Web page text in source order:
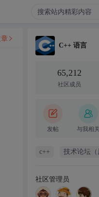
C++ 语言
65,212
社区成员
发帖 与我相关
c++ 技术论坛（
社区管理员